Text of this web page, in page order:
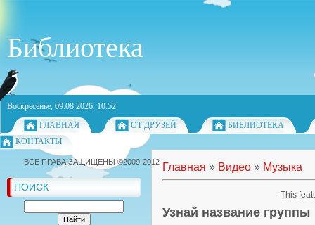
Библиотека
Воскресенье, 09.08.2026, 10:52
ГЛАВНАЯ
ОТ ДРУЗЕЙ
БИБЛИОТЕКА
КОНТАКТЫ
ПОИСК
Главная » Видео » Музыка
Узнай название группы
ВСЕ ПРАВА ЗАЩИЩЕНЫ ©2009-2012
This